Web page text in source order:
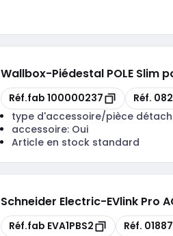
Wallbox-Piédestal POLE Slim
Copie
Réf.fab 100000237 Copie
Réf.
type d'accessoire/pièce
accessoire: Oui
Article en stock standard
Schneider Electric-EVlink Pro
Copie
Réf.fab EVA1PBS2 Copie
Réf.